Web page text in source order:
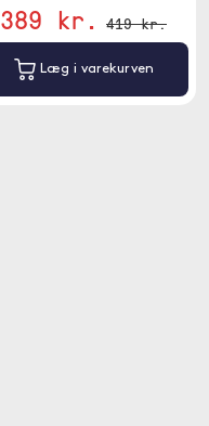
389 kr. 419 kr.
Læg i varekurven